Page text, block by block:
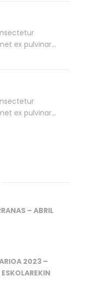
ex pulvinar...
ex pulvinar...
– ABRIL
2023 –